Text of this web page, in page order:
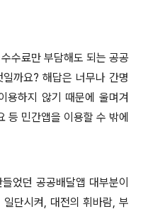
수료만 부담해도 되는 공공
일까요? 해답은 너무나 간명
용하지 않기 때문에 울며겨
등 민간앱을 이용할 수 밖에
었던 공공배달앱 대부분이
일단시켜 , 대전의 휘바람,부